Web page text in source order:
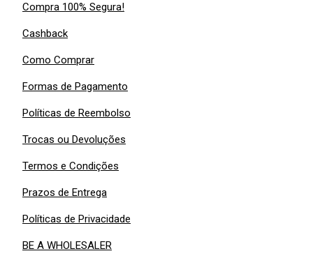
Compra 100% Segura!
Cashback
Como Comprar
Formas de Pagamento
Políticas de Reembolso
Trocas ou Devoluções
Termos e Condições
Prazos de Entrega
Políticas de Privacidade
BE A WHOLESALER